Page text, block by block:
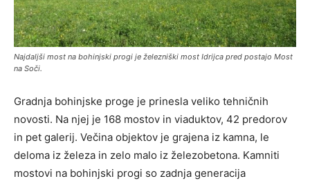
Najdaljši most na bohinjski progi je železniški most Idrijca pred postajo Most
na Soči.
Gradnja bohinjske proge je prinesla veliko tehničnih
novosti. Na njej je 168 mostov in viaduktov, 42 predorov
in pet galerij. Večina objektov je grajena iz kamna, le
deloma iz železa in zelo malo iz železobetona. Kamniti
mostovi na bohinjski progi so zadnja generacija